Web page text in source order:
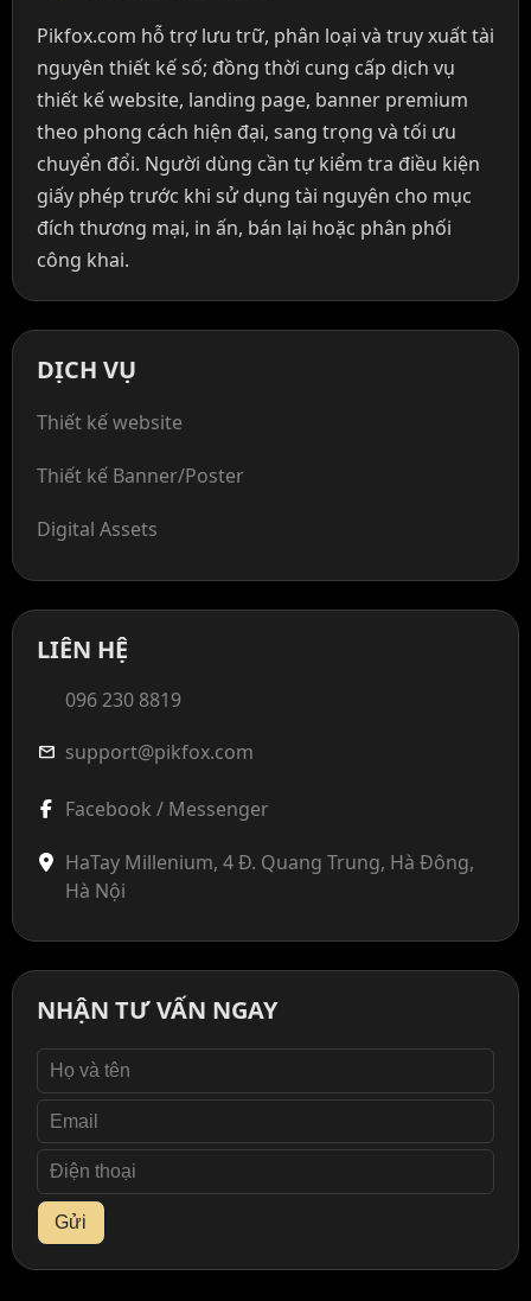
Pikfox.com hỗ trợ lưu trữ, phân loại và truy xuất tài
nguyên thiết kế số; đồng thời cung cấp dịch vụ
thiết kế website, landing page, banner premium
theo phong cách hiện đại, sang trọng và tối ưu
chuyển đổi. Người dùng cần tự kiểm tra điều kiện
giấy phép trước khi sử dụng tài nguyên cho mục
đích thương mại, in ấn, bán lại hoặc phân phối
công khai.
DỊCH VỤ
Thiết kế website
Thiết kế Banner/Poster
Digital Assets
LIÊN HỆ
096 230 8819
mail support@pikfox.com
Facebook / Messenger
HaTay Millenium, 4 Đ. Quang Trung, Hà Đông,
Hà Nội
NHẬN TƯ VẤN NGAY
Gửi